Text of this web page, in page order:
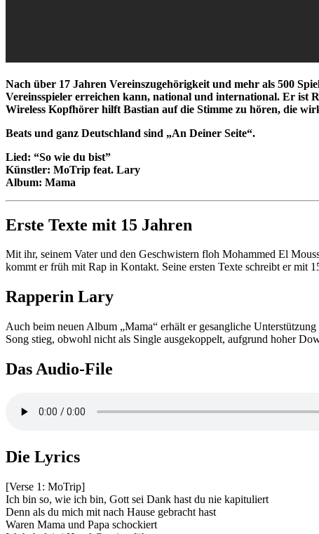
Nach über 17 Jahren Vereinszugehörigkeit und mehr als 500
Vereinsspieler erreichen kann, national und international. Er ist
Wireless Kopfhörer hilft Bastian auf die Stimme zu hören, die
Beats und ganz Deutschland sind „An Deiner Seite“.
Lied: “So wie du bist”
Künstler: MoTrip feat. Lary
Album: Mama
Erste Texte mit 15 Jahren
Mit ihr, seinem Vater und den Geschwistern floh Mohammed El
kommt er früh mit Rap in Kontakt. Seine ersten Texte schreibt er mit
Rapperin Lary
Auch beim neuen Album „Mama“ erhält er gesangliche
Song stieg, obwohl nicht als Single ausgekoppelt, aufgrund hoher
Das Audio-File
Die Lyrics
[Verse 1: MoTrip]
Ich bin so, wie ich bin, Gott sei Dank hast du nie kapituliert
Denn als du mich mit nach Hause gebracht hast
Waren Mama und Papa schockiert